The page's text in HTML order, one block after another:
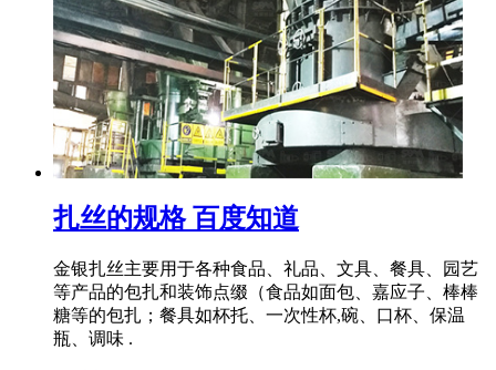
扎丝的规格 百度知道
金银扎丝主要用于各种食品、礼品、文具、餐具、园艺
等产品的包扎和装饰点缀（食品如面包、嘉应子、棒棒
糖等的包扎；餐具如杯托、一次性杯,碗、口杯、保温
瓶、调味 .